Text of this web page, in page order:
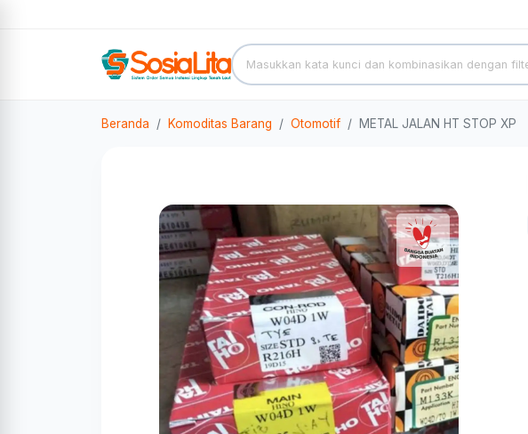
Beranda Komoditas Barang Otomotif METAL JALAN HT STOP XP